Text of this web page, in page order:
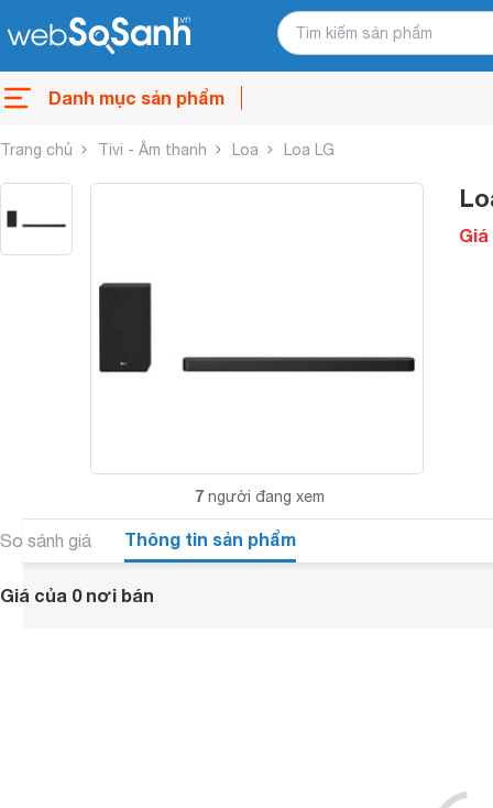
Danh mục sản phẩm
Trang chủ Tivi - Âm thanh Loa Loa LG
7 người đang xem
So sánh giá Thông tin sản phẩm
Giá của 0 nơi bán